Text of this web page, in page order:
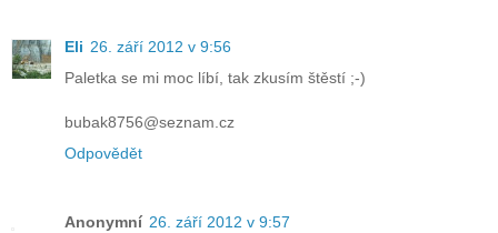
Eli 26. září 2012 v 9:56
Paletka se mi moc líbí, tak zkusím štěstí ;-)
bubak8756@seznam.cz
Odpovědět
Anonymní 26. září 2012 v 9:57